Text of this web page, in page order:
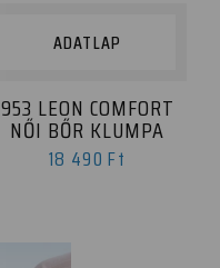
ADATLAP
953 LEON COMFORT
NŐI BŐR KLUMPA
18 490 Ft